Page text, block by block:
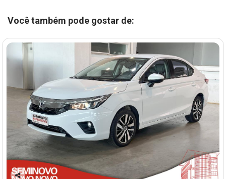
Você também pode gostar de: